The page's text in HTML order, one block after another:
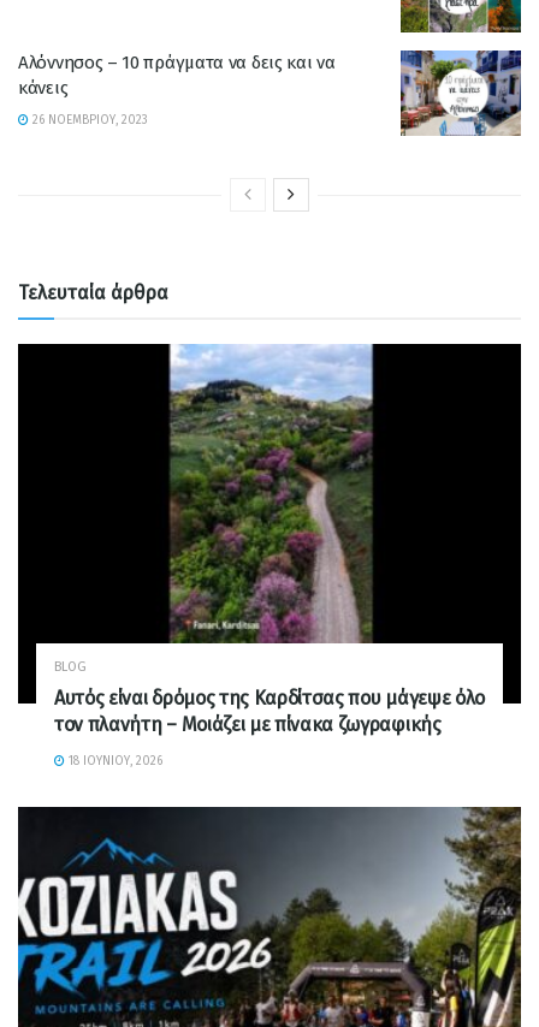
Αλόννησος – 10 πράγματα να δεις και να
κάνεις
26 ΝΟΕΜΒΡΊΟΥ, 2023
Τελευταία άρθρα
BLOG
Αυτός είναι δρόμος της Καρδίτσας που μάγεψε όλο
τον πλανήτη – Μοιάζει με πίνακα ζωγραφικής
18 ΙΟΥΝΊΟΥ, 2026